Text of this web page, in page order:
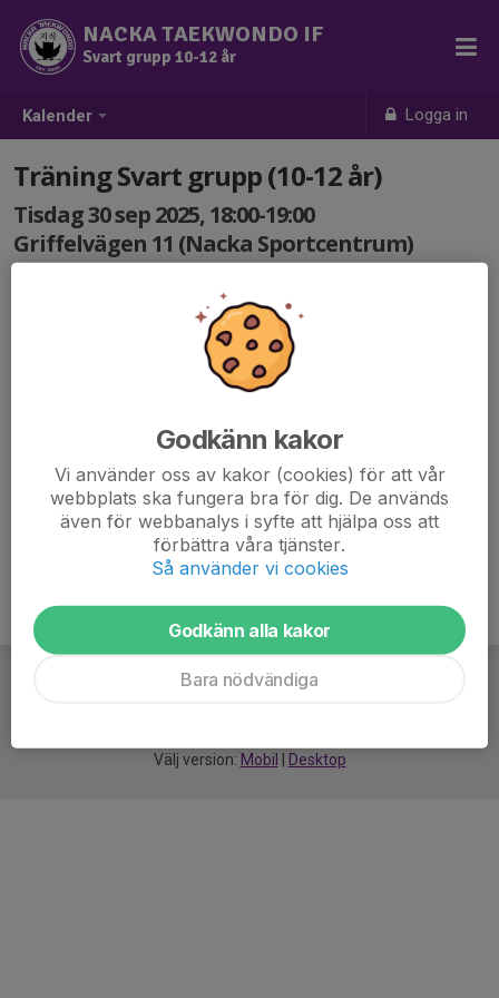
Kalender Logga in
NACKA TAEKWONDO IF
Svart grupp 10-12 år
Träning Svart grupp (10-12 år)
Tisdag 30 sep 2025, 18:00-19:00
Griffelvägen 11 (Nacka Sportcentrum)
Välj version: Mobil Desktop
Godkänn kakor
Vi använder oss av kakor (cookies) för att vår
webbplats ska fungera bra för dig. De används
även för webbanalys i syfte att hjälpa oss att
förbättra våra tjänster.
Så använder vi cookies
Godkänn alla kakor
Bara nödvändiga